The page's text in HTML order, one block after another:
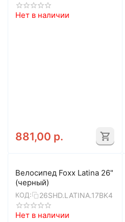
Нет в наличии
881,00 р.
Велосипед Foxx Latina 26"
(черный)
КОД: 26SHD.LATINA.17BK4
Нет в наличии